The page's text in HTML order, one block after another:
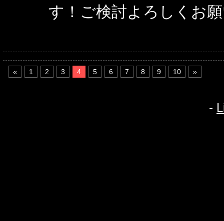
す！ご検討よろしくお
« 1 2 3 4 5 6 7 8 9 10 »
-